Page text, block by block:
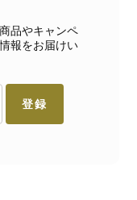
品やキャンペ
報をお届けい
登録